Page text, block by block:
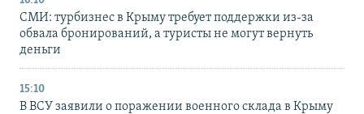
СМИ: турбизнес в Крыму требует поддержки из-за
обвала бронирований, а туристы не могут вернуть
деньги
15:10
В ВСУ заявили о поражении военного склада в Крыму